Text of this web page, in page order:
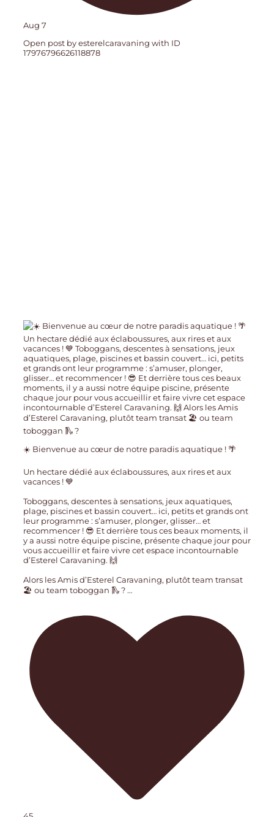
Aug 7
Open post by esterelcaravaning with ID
17976796626118878
☀️ Bienvenue au cœur de notre paradis aquatique ! 🌴
Un hectare dédié aux éclaboussures, aux rires et aux
vacances ! 💙
Toboggans, descentes à sensations, jeux aquatiques,
plage, piscines et bassin couvert… ici, petits et grands ont
leur programme : s’amuser, plonger, glisser… et
recommencer ! 😎 Et derrière tous ces beaux moments, il
y a aussi notre équipe piscine, présente chaque jour pour
vous accueillir et faire vivre cet espace incontournable
d’Esterel Caravaning. 🙌
Alors les Amis d’Esterel Caravaning, plutôt team transat
🏖️ ou team toboggan 🛝 ?…